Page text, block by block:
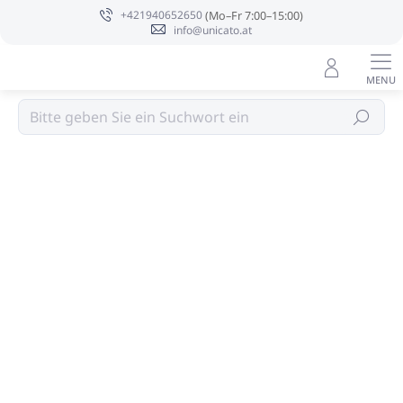
+421940652650
info@unicato.at
Suchen
GESCHENKE